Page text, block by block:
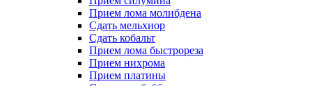
Прием лома молибдена
Сдать мельхиор
Сдать кобальт
Прием лома быстрореза
Прием нихрома
Прием платины